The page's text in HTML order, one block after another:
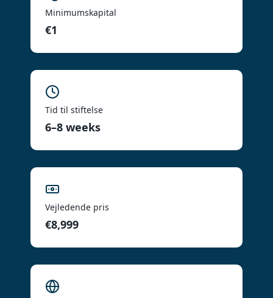
Minimumskapital
€1
Tid til stiftelse
6–8 weeks
Vejledende pris
€8,999